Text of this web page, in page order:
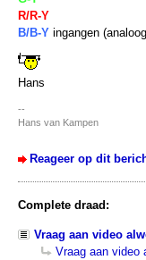
R/R-Y
B/B-Y ingangen
Hans
--
Hans van Kampen
Reageer op dit
Complete draad:
Vraag aan video
Vraag aan video